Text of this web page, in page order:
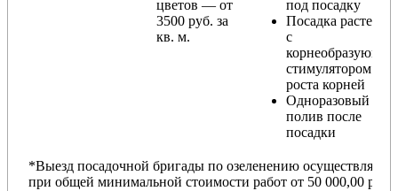
цветов — от
3500 руб. за
кв. м.
под посадку
Посадка растений
с
корнеобразующим
стимулятором
роста корней
Одноразовый
полив после
посадки
*Выезд посадочной бригады по озеленению осуществляется
при общей минимальной стоимости работ от 50 000,00 руб.